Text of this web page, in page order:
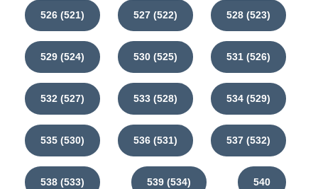
526 (521) 527 (522) 528 (523)
529 (524) 530 (525) 531 (526)
532 (527) 533 (528) 534 (529)
535 (530) 536 (531) 537 (532)
538 (533) 539 (534) 540